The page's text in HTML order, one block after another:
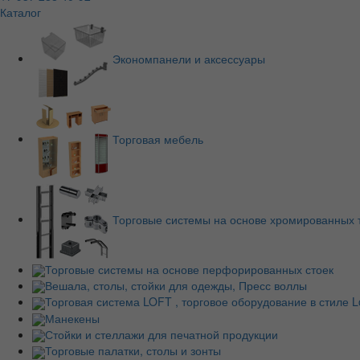
Каталог
Экономпанели и аксессуары
Торговая мебель
Торговые системы на основе хромированных
Торговые системы на основе перфорированных стоек
Вешала, столы, стойки для одежды, Пресс воллы
Торговая система LOFT , торговое оборудование в стиле
Манекены
Стойки и стеллажи для печатной продукции
Торговые палатки, столы и зонты